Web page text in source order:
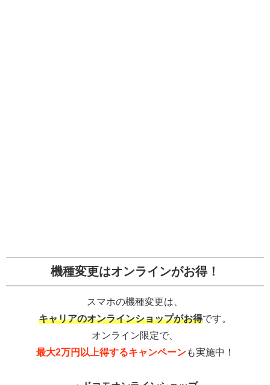
機種変更はオンラインがお得！
スマホの機種変更は、
キャリアのオンラインショップがお得です。
オンライン限定で、
最大2万円以上得するキャンペーンも実施中！